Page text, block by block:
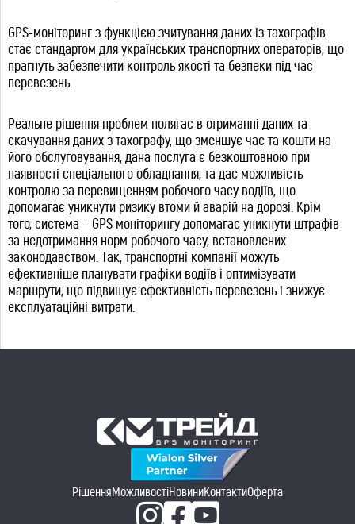
GPS-моніторинг з функцією зчитування даних із тахографів
стає стандартом для українських транспортних операторів, що
прагнуть забезпечити контроль якості та безпеки під час
перевезень.
Реальне рішення проблем полягає в отриманні даних та
скачування даних з тахографу, що зменшує час та кошти на
його обслуговування, дана послуга є безкоштовною при
наявності спеціального обладнання, та дає можливість
контролю за перевищенням робочого часу водіїв, що
допомагає уникнути ризику втоми й аварій на дорозі. Крім
того, система – GPS моніторингу допомагає уникнути штрафів
за недотримання норм робочого часу, встановлених
законодавством. Так, транспортні компанії можуть
ефективніше планувати графіки водіїв і оптимізувати
маршрути, що підвищує ефективність перевезень і знижує
експлуатаційні витрати.
РішенняМожливостіНовиниКонтактиОферта